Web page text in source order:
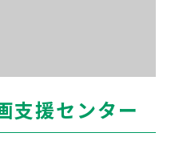
支援センター